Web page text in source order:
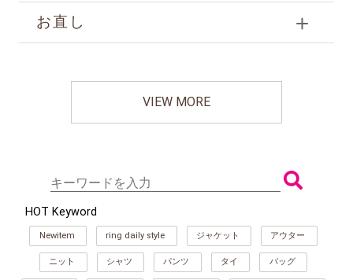
お直し
VIEW MORE
HOT Keyword
Newitem ring daily style ジャケット アウター
ニット シャツ パンツ タイ バッグ